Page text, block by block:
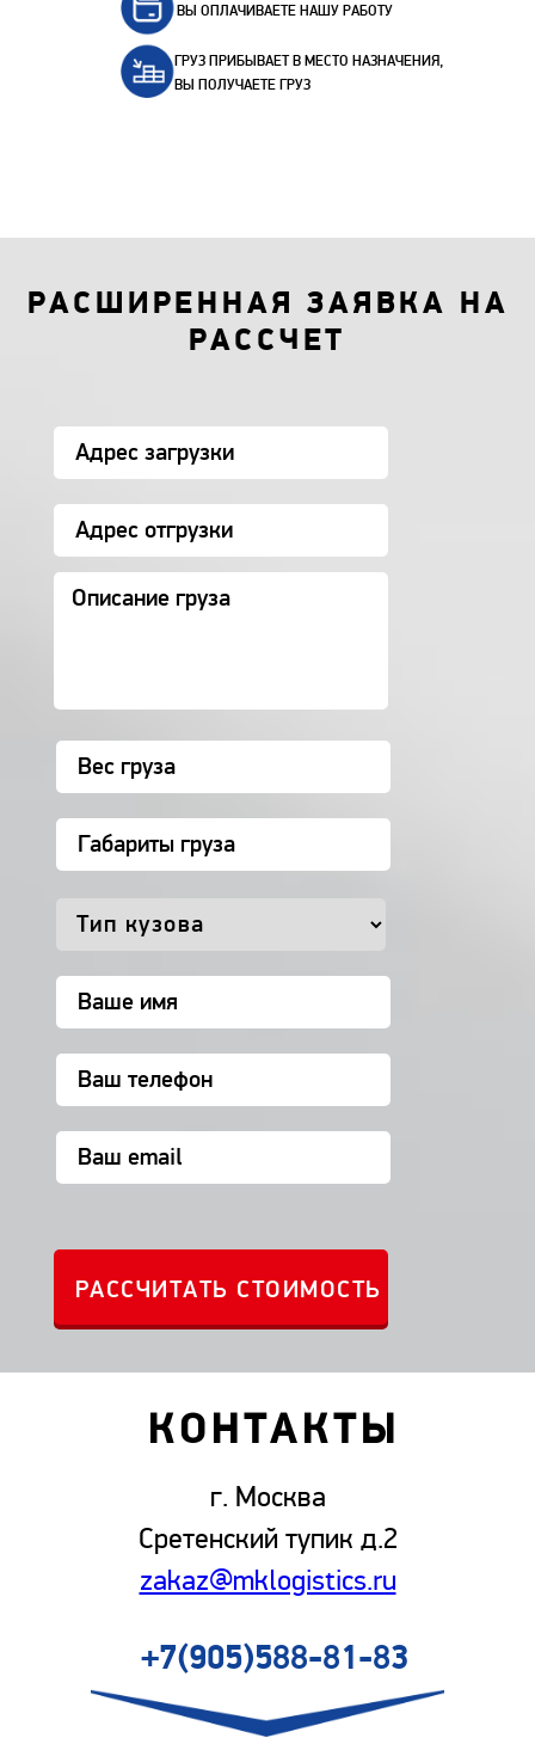
ВЫ ОПЛАЧИВАЕТЕ НАШУ РАБОТУ
ГРУЗ ПРИБЫВАЕТ В МЕСТО НАЗНАЧЕНИЯ,
ВЫ ПОЛУЧАЕТЕ ГРУЗ
РАСШИРЕННАЯ ЗАЯВКА НА
РАССЧЕТ
КОНТАКТЫ
г. Москва
Сретенский тупик д.2
zakaz@mklogistics.ru
+7(905)588-81-83